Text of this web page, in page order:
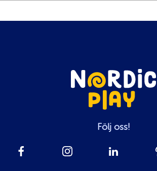
Följ oss!